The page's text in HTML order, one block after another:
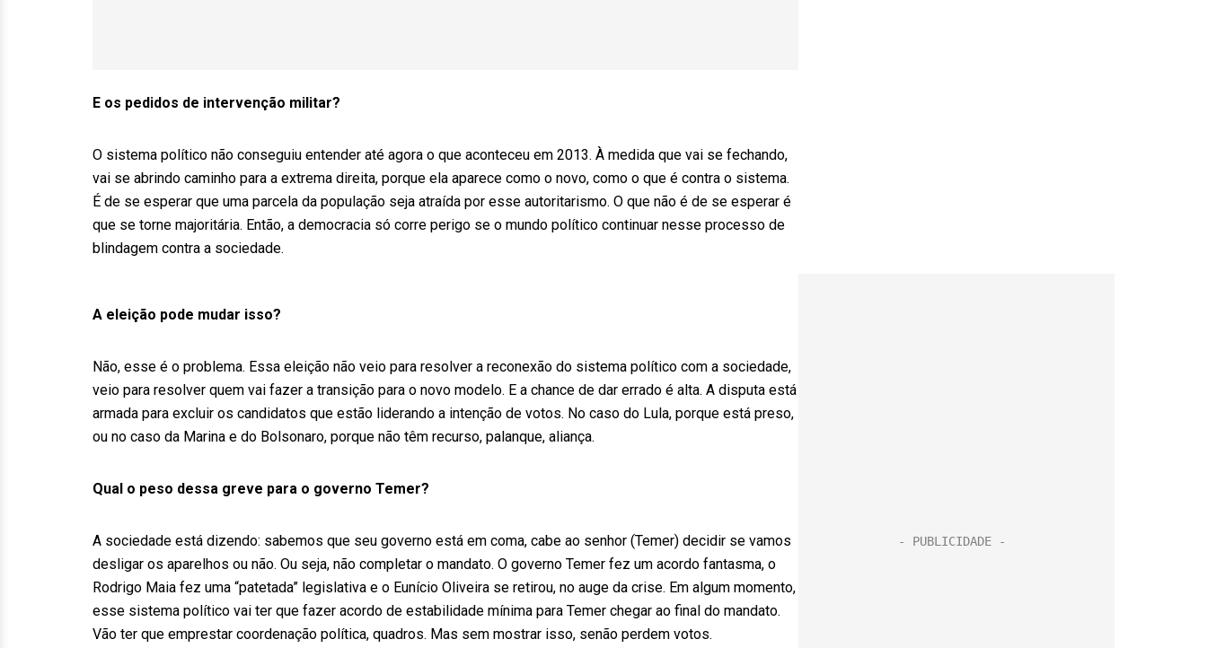
E os pedidos de intervenção militar?
O sistema político não conseguiu entender até agora o que aconteceu em 2013. À medida que vai se fechando,
vai se abrindo caminho para a extrema direita, porque ela aparece como o novo, como o que é contra o sistema.
É de se esperar que uma parcela da população seja atraída por esse autoritarismo. O que não é de se esperar é
que se torne majoritária. Então, a democracia só corre perigo se o mundo político continuar nesse processo de
blindagem contra a sociedade.
A eleição pode mudar isso?
Não, esse é o problema. Essa eleição não veio para resolver a reconexão do sistema político com a sociedade,
veio para resolver quem vai fazer a transição para o novo modelo. E a chance de dar errado é alta. A disputa está
armada para excluir os candidatos que estão liderando a intenção de votos. No caso do Lula, porque está preso,
ou no caso da Marina e do Bolsonaro, porque não têm recurso, palanque, aliança.
Qual o peso dessa greve para o governo Temer?
A sociedade está dizendo: sabemos que seu governo está em coma, cabe ao senhor (Temer) decidir se vamos
desligar os aparelhos ou não. Ou seja, não completar o mandato. O governo Temer fez um acordo fantasma, o
Rodrigo Maia fez uma “patetada” legislativa e o Eunício Oliveira se retirou, no auge da crise. Em algum momento,
esse sistema político vai ter que fazer acordo de estabilidade mínima para Temer chegar ao final do mandato.
Vão ter que emprestar coordenação política, quadros. Mas sem mostrar isso, senão perdem votos.